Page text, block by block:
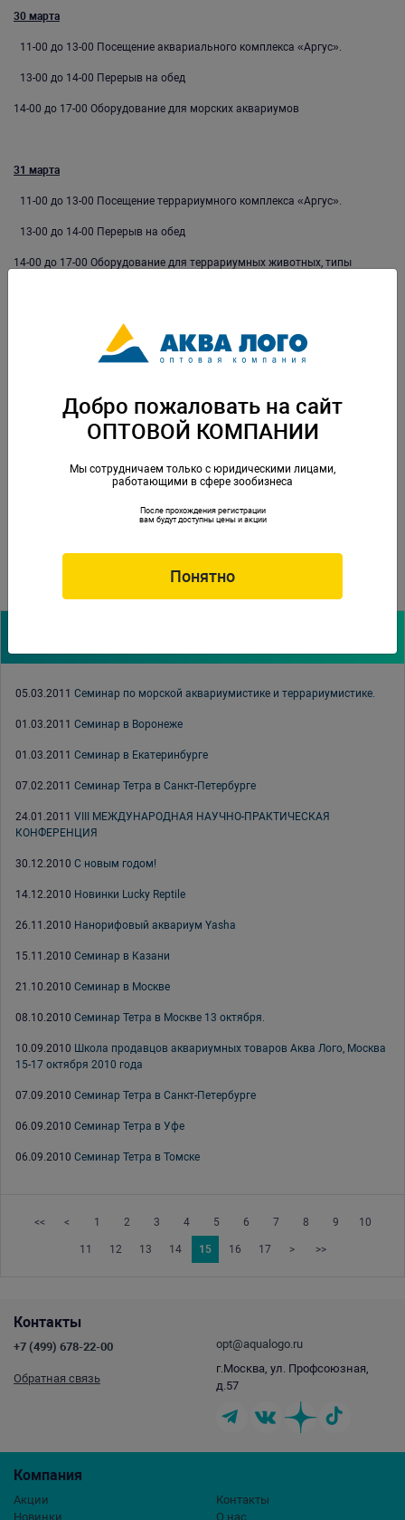
30 марта
11-00 до 13-00 Посещение аквариального комплекса «Аргус».
13-00 до 14-00 Перерыв на обед
14-00 до 17-00 Оборудование для морских аквариумов
31 марта
11-00 до 13-00 Посещение террариумного комплекса «Аргус».
13-00 до 14-00 Перерыв на обед
14-00 до 17-00 Оборудование для террариумных животных, типы
13-00 до 14-00 Перерыв на обед
окончании семинара.
семинаре,обращайтесь по адресу:yakov@aqualogo.ru
05.03.2011 Семинар по морской аквариумистике и террариумистике.
01.03.2011 Семинар в Воронеже
01.03.2011 Семинар в Екатеринбурге
07.02.2011 Семинар Тетра в Санкт-Петербурге
24.01.2011 VIII МЕЖДУНАРОДНАЯ НАУЧНО-ПРАКТИЧЕСКАЯ
КОНФЕРЕНЦИЯ
30.12.2010 С новым годом!
14.12.2010 Новинки Lucky Reptile
26.11.2010 Нанорифовый аквариум Yasha
15.11.2010 Семинар в Казани
21.10.2010 Семинар в Москве
08.10.2010 Семинар Тетра в Москве 13 октября.
10.09.2010 Школа продавцов аквариумных товаров Аква Лого, Москва
15-17 октября 2010 года
07.09.2010 Семинар Тетра в Санкт-Петербурге
06.09.2010 Семинар Тетра в Уфе
06.09.2010 Семинар Тетра в Томске
<< < 1 2 3 4 5 6 7 8 9 10
11 12 13 14 15 16 17 > >>
Компания
Акции
Новинки
Контакты
О нас
Контакты
+7 (499) 678-22-00
Обратная связь
opt@aqualogo.ru
г.Москва, ул. Профсоюзная,
д.57
Добро пожаловать на сайт
ОПТОВОЙ КОМПАНИИ
Мы сотрудничаем только с юридическими лицами,
работающими в сфере зообизнеса
После прохождения регистрации
вам будут доступны цены и акции
Понятно